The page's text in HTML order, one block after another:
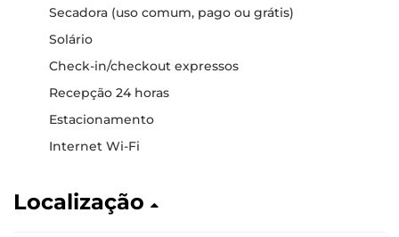
Secadora (uso comum, pago ou grátis)
Solário
Check-in/checkout expressos
Recepção 24 horas
Estacionamento
Internet Wi-Fi
Localização